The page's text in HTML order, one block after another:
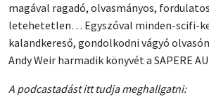
magával ragadó, olvasmányos,
letehetetlen… Egyszóval minden-scifi-
kalandkereső, gondolkodni vágyó
Andy Weir harmadik könyvét a SAPERE
A podcastadást itt tudja meghallgatni: